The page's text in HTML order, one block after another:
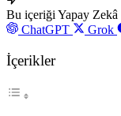
Bu içeriği Yapay Zekâ
ChatGPT
Grok
İçerikler